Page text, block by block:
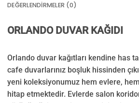
DEĞERLENDIRMELER (0)
ORLANDO DUVAR KAĞIDI
Orlando duvar kağıtları kendine has
cafe duvarlarınız boşluk hissinden
yeni koleksiyonumuz hem evlere,
hitap etmektedir. Evlerde salon